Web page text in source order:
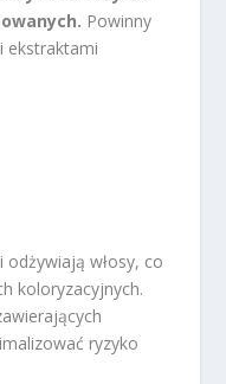
Powinny
ekstraktami
odżywiają włosy, co
koloryzacyjnych.
ryzyko